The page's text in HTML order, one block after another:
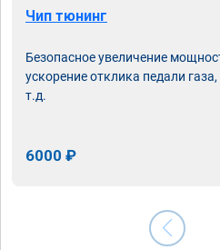
Чип тюнинг
Безопасное увеличение
ускорение отклика педали
т.д.
6000 ₽